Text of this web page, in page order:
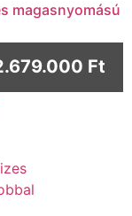
magasnyomású
Ft